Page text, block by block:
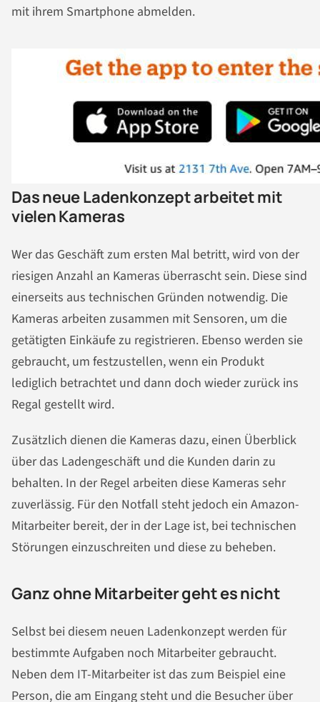
mit ihrem Smartphone abmelden.
Das neue Ladenkonzept arbeitet mit
vielen Kameras
Wer das Geschäft zum ersten Mal betritt, wird von der
riesigen Anzahl an Kameras überrascht sein. Diese sind
einerseits aus technischen Gründen notwendig. Die
Kameras arbeiten zusammen mit Sensoren, um die
getätigten Einkäufe zu registrieren. Ebenso werden sie
gebraucht, um festzustellen, wenn ein Produkt
lediglich betrachtet und dann doch wieder zurück ins
Regal gestellt wird.
Zusätzlich dienen die Kameras dazu, einen Überblick
über das Ladengeschäft und die Kunden darin zu
behalten. In der Regel arbeiten diese Kameras sehr
zuverlässig. Für den Notfall steht jedoch ein Amazon-
Mitarbeiter bereit, der in der Lage ist, bei technischen
Störungen einzuschreiten und diese zu beheben.
Ganz ohne Mitarbeiter geht es nicht
Selbst bei diesem neuen Ladenkonzept werden für
bestimmte Aufgaben noch Mitarbeiter gebraucht.
Neben dem IT-Mitarbeiter ist das zum Beispiel eine
Person, die am Eingang steht und die Besucher über